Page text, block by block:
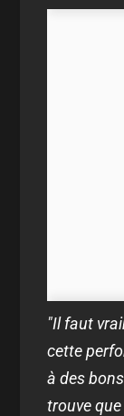
"Il faut
cette
à des
trouve